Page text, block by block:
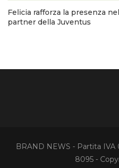
Felicia rafforza la presenza
partner della Juventus
BRAND NEWS - Partita IVA
8095 -